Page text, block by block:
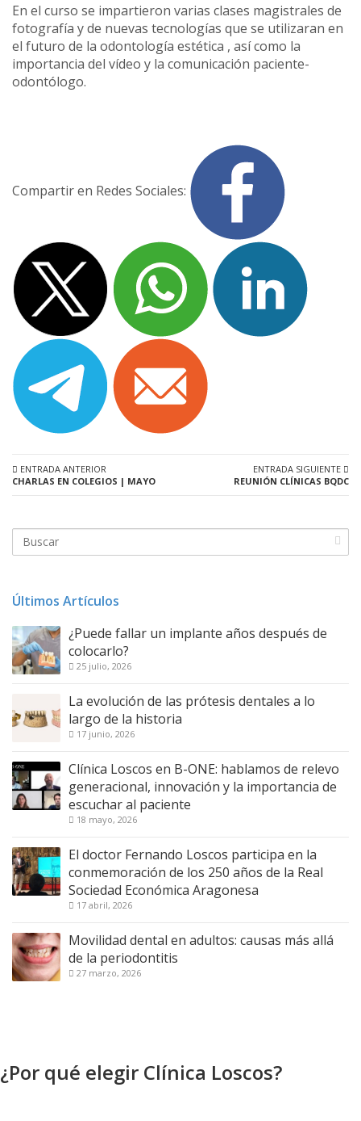
En el curso se impartieron varias clases magistrales de
fotografía y de nuevas tecnologías que se utilizaran en
el futuro de la odontología estética , así como la
importancia del vídeo y la comunicación paciente-
odontólogo.
Compartir en Redes Sociales:
ENTRADA ANTERIOR
CHARLAS EN COLEGIOS | MAYO
ENTRADA SIGUIENTE
REUNIÓN CLÍNICAS BQDC
Últimos Artículos
¿Puede fallar un implante años después de
colocarlo?
25 julio, 2026
La evolución de las prótesis dentales a lo
largo de la historia
17 junio, 2026
Clínica Loscos en B-ONE: hablamos de relevo
generacional, innovación y la importancia de
escuchar al paciente
18 mayo, 2026
El doctor Fernando Loscos participa en la
conmemoración de los 250 años de la Real
Sociedad Económica Aragonesa
17 abril, 2026
Movilidad dental en adultos: causas más allá
de la periodontitis
27 marzo, 2026
¿Por qué elegir Clínica Loscos?